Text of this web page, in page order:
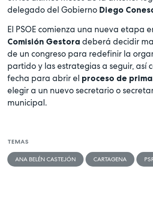
delegado del Gobierno Diego
El PSOE comienza una nueva etapa
Comisión Gestora deberá decidir
de un congreso para redefinir la
partido y las estrategias a seguir, así
fecha para abrir el proceso de
elegir a un nuevo secretario o
municipal.
TEMAS
ANA BELÉN CASTEJÓN CARTAGENA